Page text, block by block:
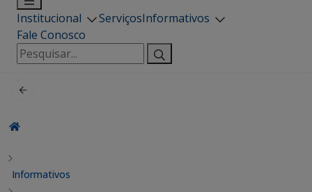
Institucional ServiçosInformativos
Fale Conosco
Pesquisar
por:
Informativos